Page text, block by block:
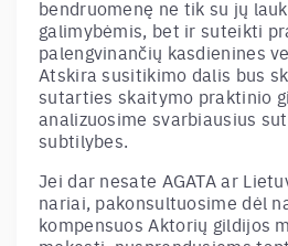
bendruomenę ne tik su jų
galimybėmis, bet ir suteikti
palengvinančių kasdienines
Atskira susitikimo dalis bus
sutarties skaitymo praktinio
analizuosime svarbiausius
subtilybes.
Jei dar nesate AGATA ar
nariai, pakonsultuosime dėl
kompensuos Aktorių gildijos